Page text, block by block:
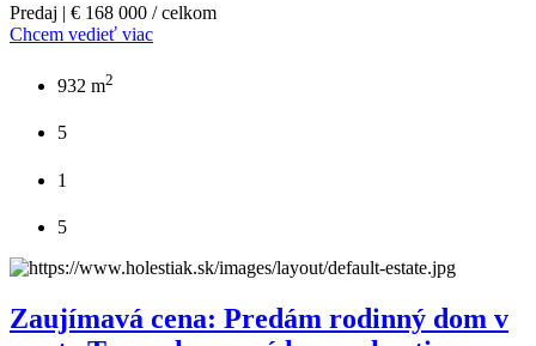
Predaj | € 168 000 / celkom
Chcem vedieť viac
932 m2
5
1
5
Zaujímavá cena: Predám rodinný dom v